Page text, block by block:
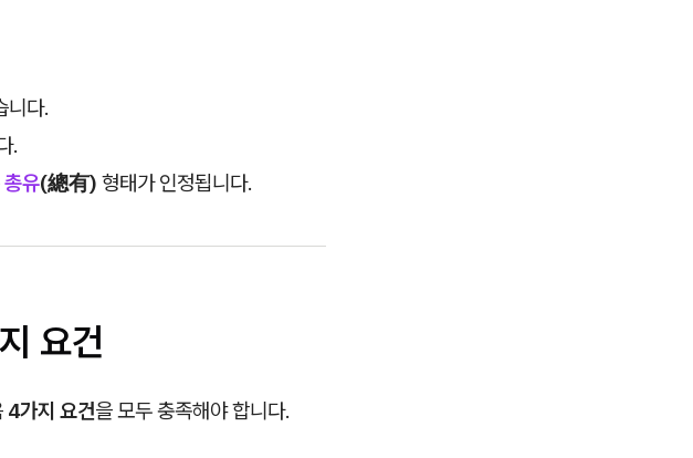
니다.
.
총유(總有) 형태가 인정됩니다.
요건
4가지 요건을 모두 충족해야 합니다.